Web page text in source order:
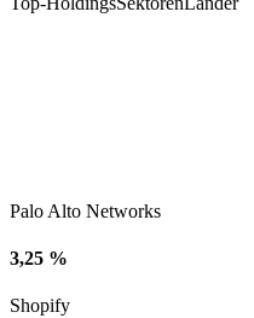
Palo Alto Networks
3,25 %
Shopify